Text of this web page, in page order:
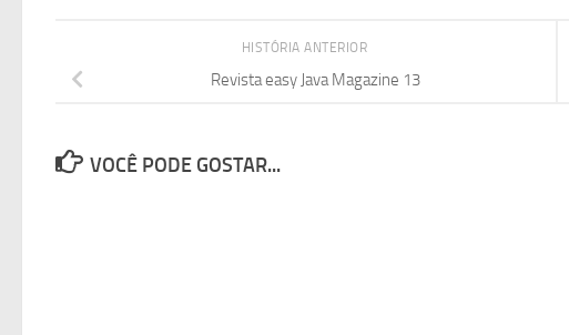
HISTÓRIA ANTERIOR
Revista easy Java Magazine 13
VOCÊ PODE GOSTAR...